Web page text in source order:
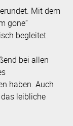
Mit dem
gone“
begleitet.
bei allen
haben. Auch
leibliche